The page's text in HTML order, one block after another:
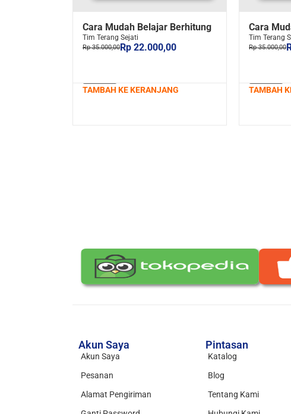
Cara Mudah Belajar Berhitung
Tim Terang Sejati
Rp 35.000,00Rp 22.000,00
TAMBAH KE KERANJANG
Cara
Tim Terang
Rp 35.000,00
TAMBAH
Akun Saya
Akun Saya
Pesanan
Alamat Pengiriman
Pintasan
Katalog
Blog
Tentang Kami